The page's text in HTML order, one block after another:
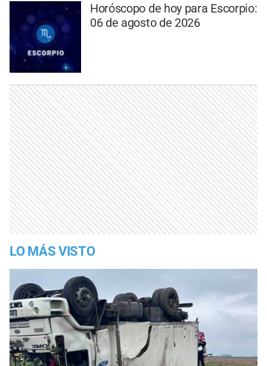
Horóscopo de hoy para Escorpio:
06 de agosto de 2026
LO MÁS VISTO